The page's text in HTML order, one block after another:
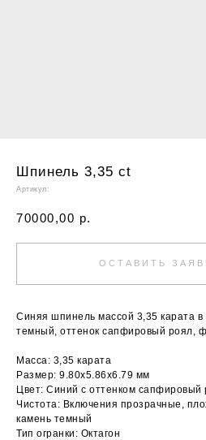
Шпинель 3,35 ct
Артикул:
70000,00 р.
ОСТАВИТЬ
Синяя шпинель массой 3,35 карата в
темный, оттенок сапфировый роял,
Масса: 3,35 карата
Размер: 9.80х5.86х6.79 мм
Цвет: Синий с оттенком сапфировый
Чистота: Включения прозрачные,
камень темный
Тип огранки: Октагон